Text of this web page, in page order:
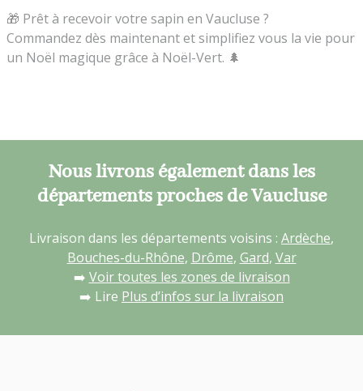
🎁 Prêt à recevoir votre sapin en Vaucluse ?
Commandez dès maintenant et simplifiez vous la vie pour
un Noël magique grâce à Noël-Vert. 🌲
Nous livrons également dans les
départements proches de Vaucluse
Livraison dans les départements voisins : Ardèche,
Bouches-du-Rhône, Drôme, Gard, Var
➡️ Voir toutes les zones de livraison
➡️ Lire Plus d’infos sur la livraison